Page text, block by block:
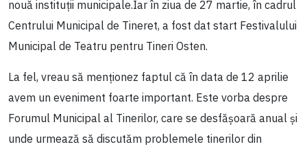
nouă instituții municipale.Iar în ziua de 27 martie, în cadrul
Centrului Municipal de Tineret, a fost dat start Festivalului
Municipal de Teatru pentru Tineri Osten.
La fel, vreau să menționez faptul că în data de 12 aprilie
avem un eveniment foarte important. Este vorba despre
Forumul Municipal al Tinerilor, care se desfășoară anual și
unde urmează să discutăm problemele tinerilor din